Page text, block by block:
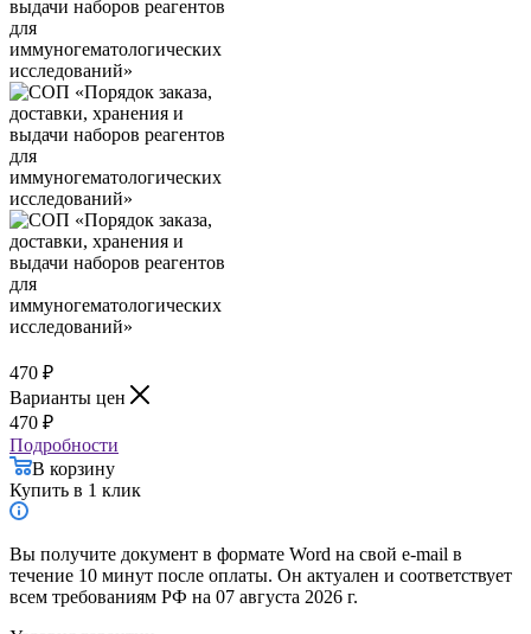
470 ₽
Варианты цен
470 ₽
Подробности
В корзину
Купить в 1 клик
Вы получите документ в формате Word на свой e-mail в
течение 10 минут после оплаты. Он актуален и соответствует
всем требованиям РФ на 07 августа 2026 г.